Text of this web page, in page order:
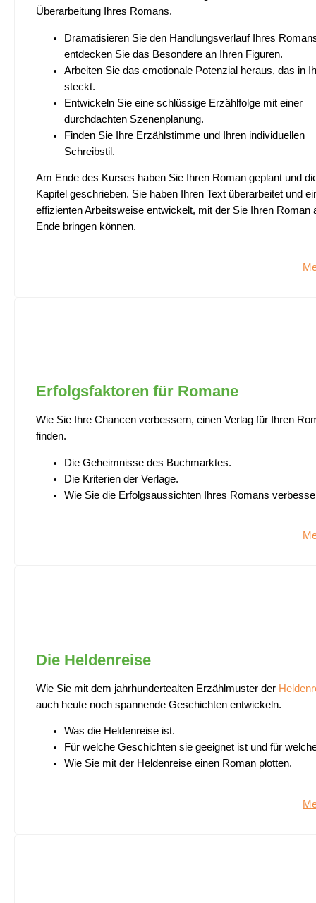
Überarbeitung Ihres Romans.
Dramatisieren Sie den Handlungsverlauf Ihres
entdecken Sie das Besondere an Ihren Figuren.
Arbeiten Sie das emotionale Potenzial heraus, das in
steckt.
Entwickeln Sie eine schlüssige Erzählfolge mit einer
durchdachten Szenenplanung.
Finden Sie Ihre Erzählstimme und Ihren individuellen
Schreibstil.
Am Ende des Kurses haben Sie Ihren Roman geplant und
Kapitel geschrieben. Sie haben Ihren Text überarbeitet und
effizienten Arbeitsweise entwickelt, mit der Sie Ihren Roman
Ende bringen können.
Erfolgsfaktoren für Romane
Wie Sie Ihre Chancen verbessern, einen Verlag für Ihren
finden.
Die Geheimnisse des Buchmarktes.
Die Kriterien der Verlage.
Wie Sie die Erfolgsaussichten Ihres Romans
Die Heldenreise
Wie Sie mit dem jahrhundertealten Erzählmuster der
auch heute noch spannende Geschichten entwickeln.
Was die Heldenreise ist.
Für welche Geschichten sie geeignet ist und für
Wie Sie mit der Heldenreise einen Roman plotten.